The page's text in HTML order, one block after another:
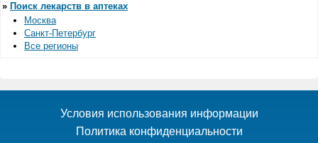
» Поиск лекарств в аптеках
Москва
Санкт-Петербург
Все регионы
Условия использования информации
Политика конфиденциальности